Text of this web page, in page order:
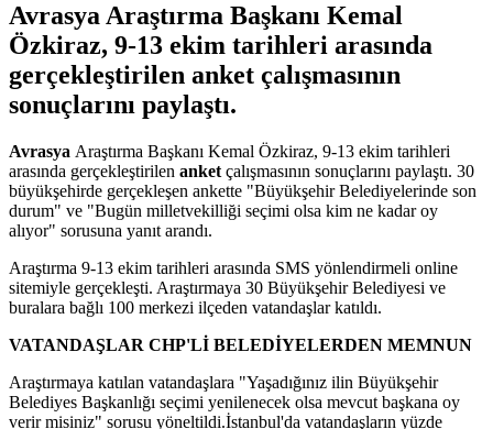
Avrasya Araştırma Başkanı Kemal
Özkiraz, 9-13 ekim tarihleri arasında
gerçekleştirilen anket çalışmasının
sonuçlarını paylaştı.
Avrasya Araştırma Başkanı Kemal Özkiraz, 9-13 ekim tarihleri
arasında gerçekleştirilen anket çalışmasının sonuçlarını paylaştı. 30
büyükşehirde gerçekleşen ankette "Büyükşehir Belediyelerinde son
durum" ve "Bugün milletvekilliği seçimi olsa kim ne kadar oy
alıyor" sorusuna yanıt arandı.
Araştırma 9-13 ekim tarihleri arasında SMS yönlendirmeli online
sitemiyle gerçekleşti. Araştırmaya 30 Büyükşehir Belediyesi ve
buralara bağlı 100 merkezi ilçeden vatandaşlar katıldı.
VATANDAŞLAR CHP'Lİ BELEDİYELERDEN MEMNUN
Araştırmaya katılan vatandaşlara "Yaşadığınız ilin Büyükşehir
Belediyes Başkanlığı seçimi yenilenecek olsa mevcut başkana oy
verir misiniz" sorusu yöneltildi.İstanbul'da vatandaşların yüzde